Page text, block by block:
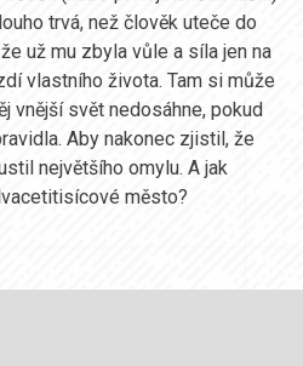
trvá, než člověk uteče do
už mu zbyla vůle a síla jen na
vlastního života. Tam si může
vnější svět nedosáhne, pokud
Aby nakonec zjistil, že
největšího omylu. A jak
město?